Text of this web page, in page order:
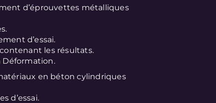
d’éprouvettes métalliques
d’essai.
les résultats.
Déformation.
en béton cylindriques
d’essai.